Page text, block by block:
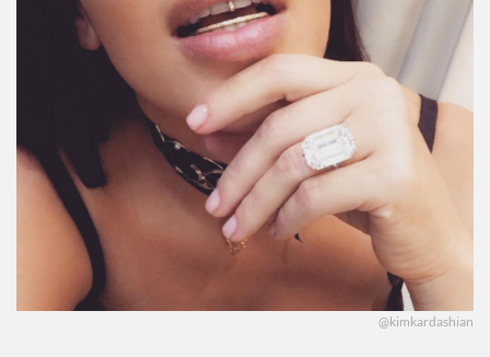
@kimkardashian